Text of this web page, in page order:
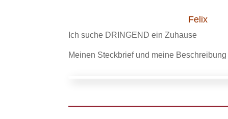
Felix
Ich suche DRINGEND ein Zuhause
Meinen Steckbrief und meine